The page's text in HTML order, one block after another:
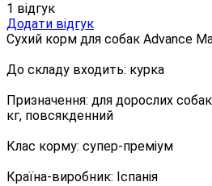
1 відгук
Додати відгук
Сухий корм для собак Advance
До складу входить: курка
Призначення: для дорослих
кг, повсякденний
Клас корму: супер-преміум
Країна-виробник: Іспанія